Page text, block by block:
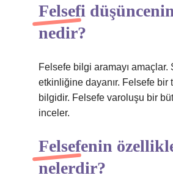
Felsefi
nedir?
Felsefe bilgi aramayı amaçlar.
etkinliğine dayanır. Felsefe bir
bilgidir. Felsefe varoluşu bir
inceler.
Felsefenin
nelerdir?